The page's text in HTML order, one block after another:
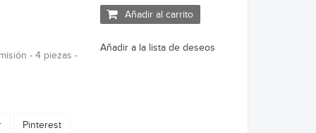
- 4 piezas -
Pinterest
Añadir al carrito
Añadir a la lista de deseos